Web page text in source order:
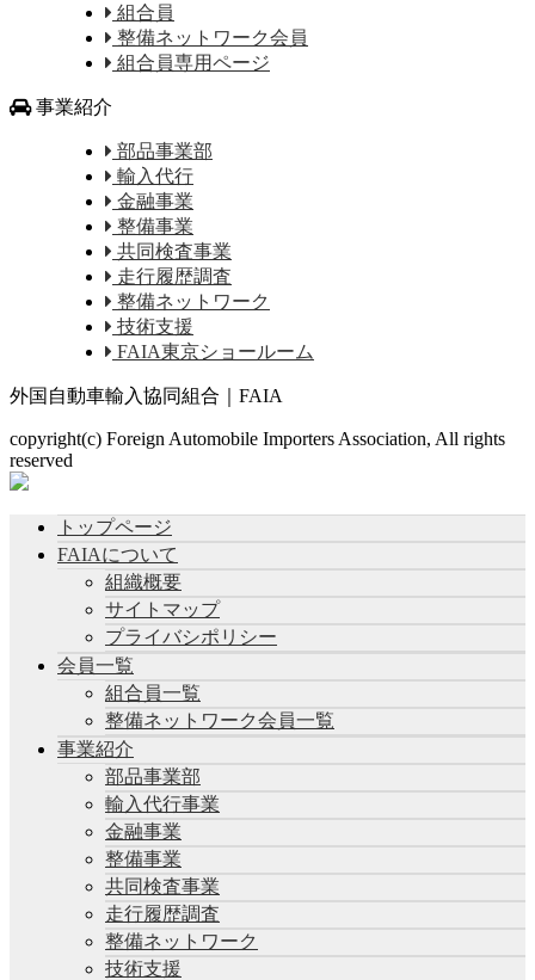
組合員
整備ネットワーク会員
組合員専用ページ
事業紹介
部品事業部
輸入代行
金融事業
整備事業
共同検査事業
走行履歴調査
整備ネットワーク
技術支援
FAIA東京ショールーム
外国自動車輸入協同組合｜FAIA
copyright(c) Foreign Automobile Importers Association, All rights
reserved
トップページ
FAIAについて
組織概要
サイトマップ
プライバシポリシー
会員一覧
組合員一覧
整備ネットワーク会員一覧
事業紹介
部品事業部
輸入代行事業
金融事業
整備事業
共同検査事業
走行履歴調査
整備ネットワーク
技術支援